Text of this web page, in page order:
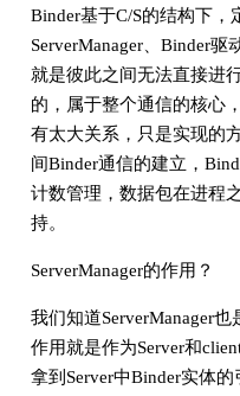
Binder基于C/S的结构下，
ServerManager、Binder
就是彼此之间无法直接进
的，属于整个通信的核心
有太大关系，只是实现的
间Binder通信的建立，
计数管理，数据包在进程
持。
ServerManager的作用？
我们知道ServerManager
作用就是作为Server和
拿到Server中Binder实体